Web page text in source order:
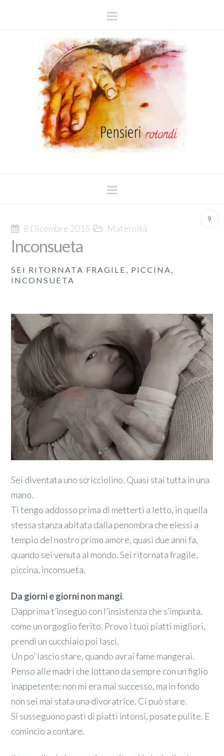
Navigation
Navigation
9
8 Dicembre 2015 Maternità
Inconsueta
SEI RITORNATA FRAGILE, PICCINA,
INCONSUETA
Sei diventata uno scricciolino. Quasi stai tutta in una
mano.
Ti tengo addosso prima di metterti a letto, in quella
stessa stanza abitata dalla penombra che elessi a
tempio del nostro primo amore, quasi due anni fa,
quando sei venuta al mondo. Sei ritornata fragile,
piccina, inconsueta.
Da giorni e giorni non mangi.
Dapprima t’inseguo con l’insistenza che s’impunta,
come un orgoglio ferito. Provo i tuoi piatti migliori,
prendi un cucchiaio poi lasci.
Un po’ lascio stare, quando avrai fame mangerai.
Penso alle madri che lottano da sempre con un figlio
inappetente: non mi era mai successo, ma in fondo
non sei mai stata una divoratrice. Ci può stare.
Si susseguono pasti di piatti intonsi, posate pulite. E
comincio a contare.